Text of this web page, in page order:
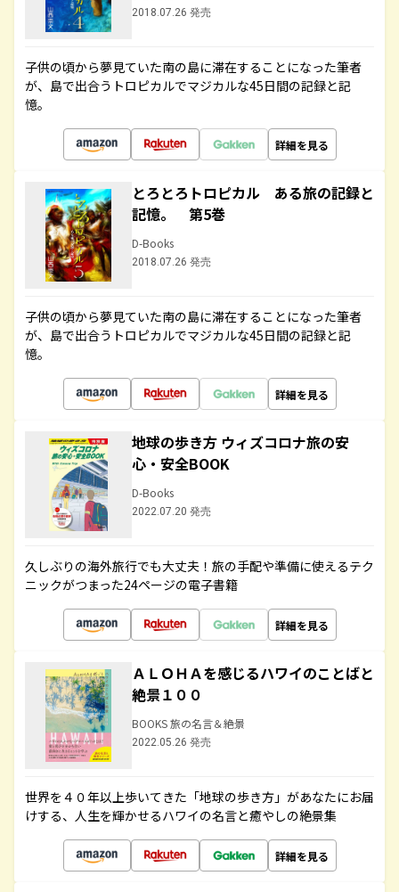
2018.07.26 発売
子供の頃から夢見ていた南の島に滞在することになった筆者
が、島で出合うトロピカルでマジカルな45日間の記録と記
憶。
詳細を見る
とろとろトロピカル ある旅の記録と
記憶。 第5巻
D-Books
2018.07.26 発売
子供の頃から夢見ていた南の島に滞在することになった筆者
が、島で出合うトロピカルでマジカルな45日間の記録と記
憶。
詳細を見る
地球の歩き方 ウィズコロナ旅の安
心・安全BOOK
D-Books
2022.07.20 発売
久しぶりの海外旅行でも大丈夫！旅の手配や準備に使えるテク
ニックがつまった24ページの電子書籍
詳細を見る
ＡＬＯＨＡを感じるハワイのことばと
絶景１００
BOOKS 旅の名言＆絶景
2022.05.26 発売
世界を４０年以上歩いてきた「地球の歩き方」があなたにお届
けする、人生を輝かせるハワイの名言と癒やしの絶景集
詳細を見る